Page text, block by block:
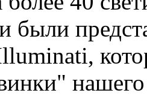
были
нашего